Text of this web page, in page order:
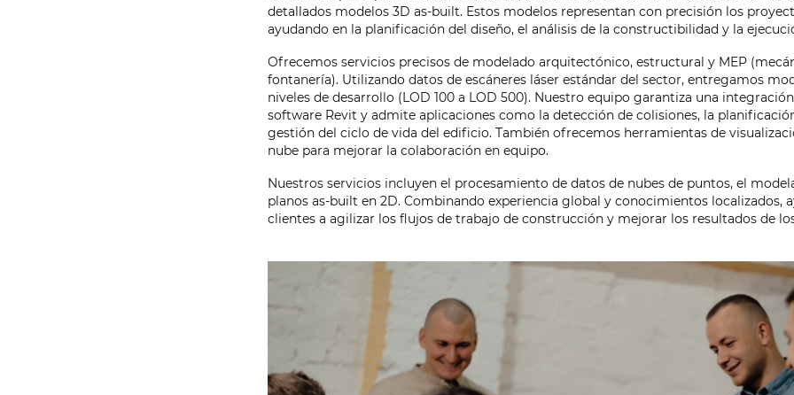
detallados modelos 3D as-built. Estos modelos representan con precisión los
ayudando en la planificación del diseño, el análisis de la constructibilidad y la
Ofrecemos servicios precisos de modelado arquitectónico, estructural y MEP
fontanería). Utilizando datos de escáneres láser estándar del sector, entregamos
niveles de desarrollo (LOD 100 a LOD 500). Nuestro equipo garantiza una
software Revit y admite aplicaciones como la detección de colisiones, la
gestión del ciclo de vida del edificio. También ofrecemos herramientas de
nube para mejorar la colaboración en equipo.
Nuestros servicios incluyen el procesamiento de datos de nubes de puntos, el
planos as-built en 2D. Combinando experiencia global y conocimientos localizados,
clientes a agilizar los flujos de trabajo de construcción y mejorar los resultados de